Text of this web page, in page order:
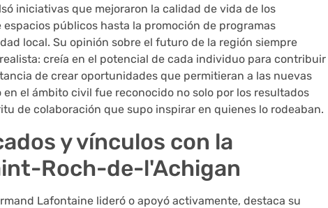
iniciativas que mejoraron la calidad de vida de los
públicos hasta la promoción de programas
local. Su opinión sobre el futuro de la región siempre
creía en el potencial de cada individuo para contribuir
de crear oportunidades que permitieran a las nuevas
el ámbito civil fue reconocido no solo por los resultados
de colaboración que supo inspirar en quienes lo rodeaban.
y vínculos con la
Roch-de-l'Achigan
Lafontaine lideró o apoyó activamente, destaca su